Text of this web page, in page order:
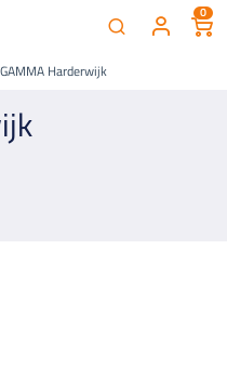
0
GAMMA Harderwijk